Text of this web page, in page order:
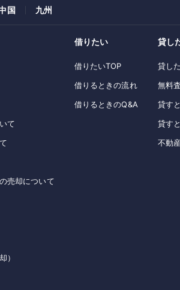
国 九州
て
売却について
）
借りたい
借りたいTOP
借りるときの流れ
借りるときのQ&A
貸し
貸し
無料
貸す
貸す
不動